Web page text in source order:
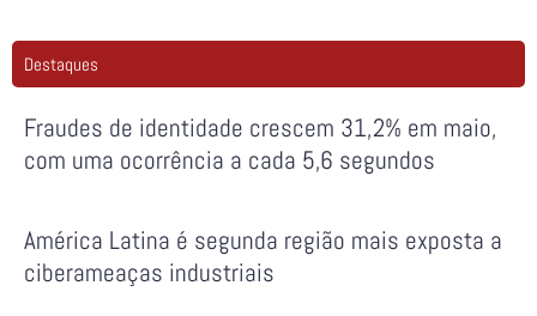
Destaques
Fraudes de identidade crescem 31,2% em maio,
com uma ocorrência a cada 5,6 segundos
América Latina é segunda região mais exposta a
ciberameaças industriais